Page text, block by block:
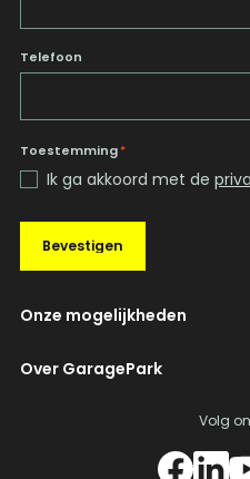
Telefoon
Toestemming*
Ik ga akkoord met de
Bevestigen
Onze mogelijkheden
Over GaragePark
Volg